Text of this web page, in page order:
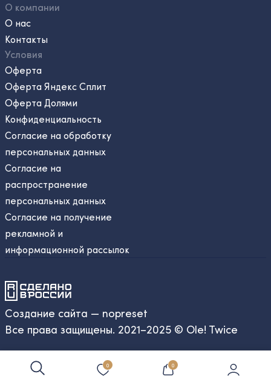
0 0
О компании
О нас
Контакты
Условия
Оферта
Оферта Яндекс Сплит
Оферта Долями
Конфиденциальность
Согласие на обработку
персональных данных
Согласие на
распространение
персональных данных
Согласие на получение
рекламной и
информационной рассылок
Создание сайта — nopreset
Все права защищены. 2021–2025 © Ole! Twice